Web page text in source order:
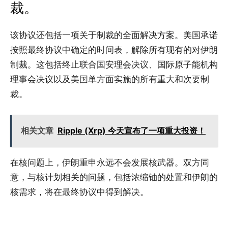
裁。
该协议还包括一项关于制裁的全面解决方案。美国承诺
按照最终协议中确定的时间表，解除所有现有的对伊朗
制裁。这包括终止联合国安理会决议、国际原子能机构
理事会决议以及美国单方面实施的所有重大和次要制
裁。
相关文章 Ripple (Xrp) 今天宣布了一项重大投资！
在核问题上，伊朗重申永远不会发展核武器。双方同
意，与核计划相关的问题，包括浓缩铀的处置和伊朗的
核需求，将在最终协议中得到解决。